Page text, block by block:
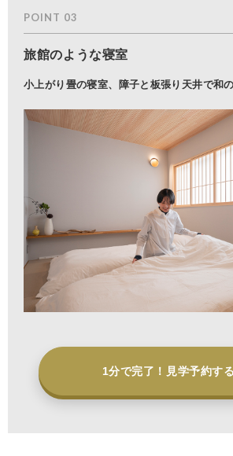
POINT 03
旅館のような寝室
小上がり畳の寝室、障子と板張り天井で和
1分で完了！見学予約する